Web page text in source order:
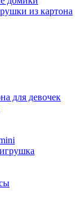
из картона
для девочек